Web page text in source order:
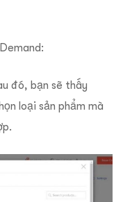
đó, bạn sẽ thấy
loại sản phẩm mà